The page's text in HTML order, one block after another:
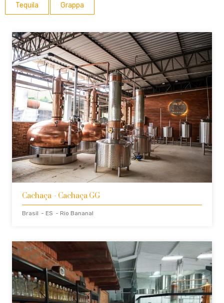
Tequila Grappa
Cachaça - Cachaça GG
Brasil - ES - Rio Bananal